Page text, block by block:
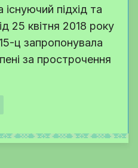
підхід та
25 квітня 2018 року
ц запропонувала
за прострочення